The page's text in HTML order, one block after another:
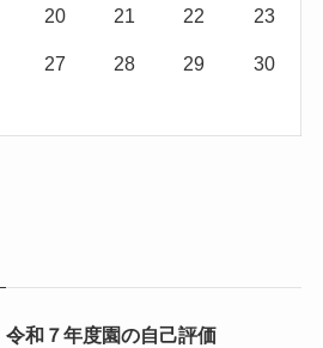
20 21 22 23
27 28 29 30
令和７年度園の自己評価